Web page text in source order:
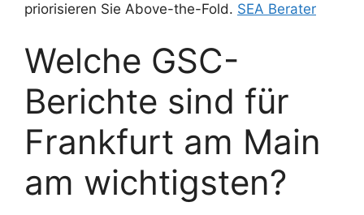
priorisieren Sie Above-the-Fold. SEA Berater
Welche GSC-
Berichte sind für
Frankfurt am Main
am wichtigsten?